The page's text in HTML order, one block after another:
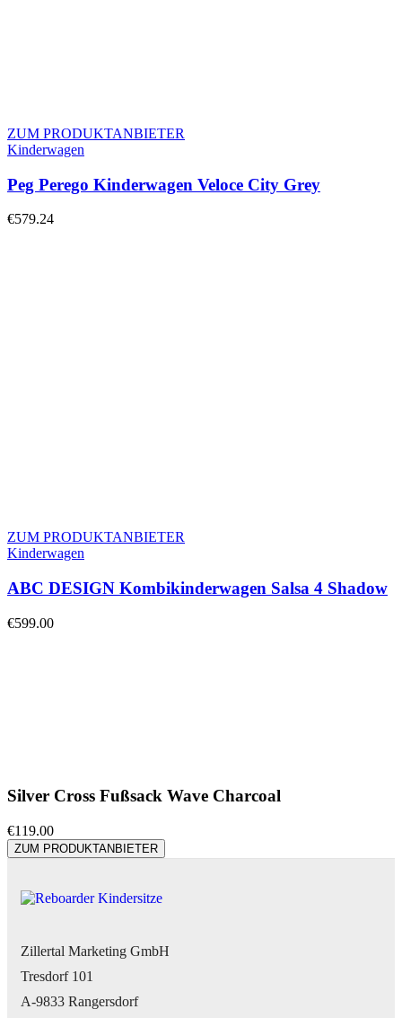
ZUM PRODUKTANBIETER
Kinderwagen
Peg Perego Kinderwagen Veloce City Grey
€579.24
ZUM PRODUKTANBIETER
Kinderwagen
ABC DESIGN Kombikinderwagen Salsa 4 Shadow
€599.00
Silver Cross Fußsack Wave Charcoal
€119.00
ZUM PRODUKTANBIETER
Zillertal Marketing GmbH
Tresdorf 101
A-9833 Rangersdorf